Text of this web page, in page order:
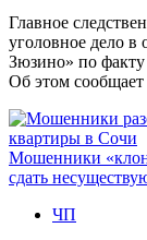
Главное
уголовное дело
Зюзино» по факту
Об этом
Мошенники
сдать
ЧП